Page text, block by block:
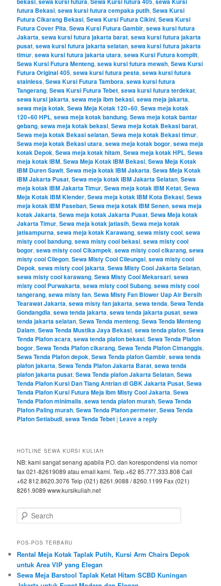
futura Bekasi,sewa kursi futura cempaka putih,Sewa Kursi
Futura Cikarang Bekasi,Sewa Kursi Futura Cikini,Sewa Kursi
Futura Cover Pita,Sewa Kursi Futura Gambir,sewa kursi futura
Jakarta,sewa kursi futura jakarta barat,sewa kursi futura jakarta
pusat,sewa kursi futura jakarta selatan,sewa kursi futura jakarta
timur,sewa kursi futura jakarta utara,sewa Kursi Futura komplit,
Sewa Kursi Futura Menteng,sewa kursi futura mewah,Sewa Kursi
Futura Original 405,sewa kursi futura pesta,sewa kursi futura
stainless,Sewa Kursi Futura Tambora,sewa kursi futura
Tangerang,Sewa Kursi Futura Tebet,sewa kursi futura terdekat,
sewa kursi jakarta,sewa meja ibm bekasi,sewa meja jakarta,
sewa meja kotak,Sewa Meja Kotak 120×60,Sewa meja kotak
120×60 HPL,sewa meja kotak bandung,Sewa meja kotak bantar
gebang,sewa meja kotak bekasi,Sewa meja kotak Bekasi barat,
Sewa meja kotak Bekasi selatan,Sewa meja kotak Bekasi timur,
Sewa meja kotak Bekasi utara,sewa meja kotak bogor,sewa meja
kotak Depok,Sewa meja kotak hitam,Sewa meja kotak HPL,Sewa
meja kotak IBM,Sewa Meja Kotak IBM Bekasi,Sewa Meja Kotak
IBM Duren Sawit,Sewa meja kotak IBM Jakarta,Sewa Meja Kotak
IBM Jakarta Pusat,Sewa meja kotak IBM Jakarta Selatan,Sewa
meja kotak IBM Jakarta Timur,Sewa meja kotak IBM Ketat,Sewa
Meja Kotak IBM Klender,Sewa meja kotak IBM Kota Bekasi,Sewa
meja kotak IBM Paseban,Sewa meja kotak IBM Senen,sewa meja
kotak Jakarta,Sewa meja kotak Jakarta Pusat,Sewa Meja kotak
Jakarta Timur,Sewa meja kotak jatiasih,Sewa meja kotak
jatisampurna,sewa meja kotak Karawang,sewa misty cool,sewa
misty cool bandung,sewa misty cool bekasi,sewa misty cool
bogor,sewa misty cool Cikampek,sewa misty cool cikarang,sewa
misty cool Cilegon,Sewa Misty Cool Cileungsi,sewa misty cool
Depok,sewa misty cool jakarta,Sewa Misty Cool Jakarta Selatan,
sewa misty cool karawang,Sewa Misty Cool Mekarsari,sewa
misty cool Purwakarta,sewa misty cool Subang,sewa misty cool
tangerang,sewa misty fan,Sewa Misty Fan Blower Uap Air Bersih
Tearawat Jakarta,sewa misty fan jakarta,sewa tenda,Sewa Tenda
Gondangdia,sewa tenda jakarta,sewa tenda jakarta pusat,sewa
tenda jakarta selatan,Sewa Tenda menteng,Sewa Tenda Menteng
Dalam,Sewa Tenda Mustika Jaya Bekasi,sewa tenda plafon,Sewa
Tenda Plafon acara,sewa tenda plafon bekasi,Sewa Tenda Plafon
bogor,Sewa Tenda Plafon cikarang,Sewa Tenda Plafon Cimanggis,
Sewa Tenda Plafon depok,Sewa Tenda plafon Gambir,sewa tenda
plafon jakarta,Sewa Tenda Plafon Jakarta Barat,sewa tenda
plafon jakarta pusat,Sewa Tenda plafon Jakarta Selatan,Sewa
Tenda Plafon Kursi Dan Tiang Antrian di GBK Jakarta Pusat,Sewa
Tenda Plafon Kursi Futura Meja Ibm Misty Cool Jakarta,Sewa
Tenda Plafon minimalis,sewa tenda plafon murah,Sewa Tenda
Plafon Paling murah,Sewa Tenda Plafon permeter,Sewa Tenda
Plafon Setiabudi,sewa Tenda Tebet | Leave a reply
HOTLINE SEWA KURSI KULIAH
NB: kami sangat senang apabila P.O. dan korespondensi via nomor
fax 021-82619089 atau email kami. Telp.+62 85.777.333.808 Call
+62 812.8620.3076 Telp (021) 8261.9088 / 8260.1199 Fax (021)
8261.9089 www.kursikuliah.net
Search
POS-POS TERBARU
Rental Meja Kotak Taplak Putih, Kursi Arm Chairs Depok
untuk Area VIP yang Elegan
Sewa Meja Barstool Taplak Ketat Hitam SCBD Kuningan